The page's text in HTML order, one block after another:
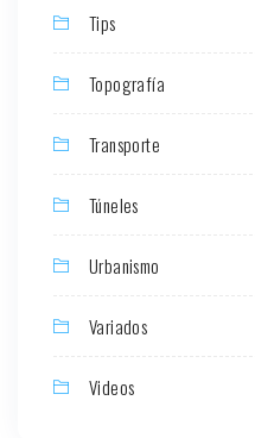
Tips
Topografía
Transporte
Túneles
Urbanismo
Variados
Videos